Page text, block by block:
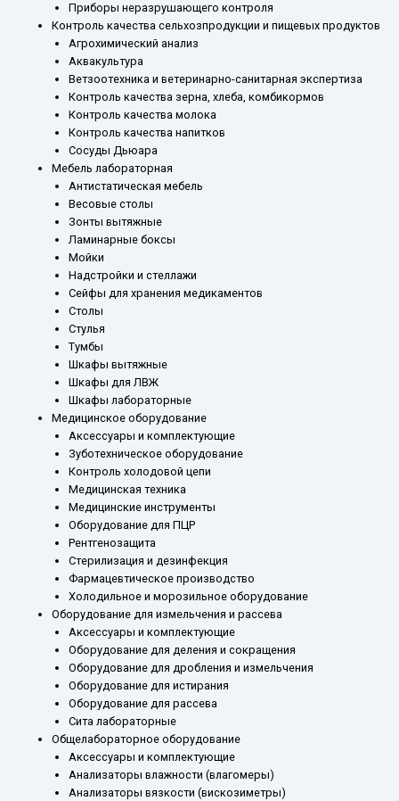
Приборы неразрушающего контроля
Контроль качества сельхозпродукции и пищевых продуктов
Агрохимический анализ
Аквакультура
Ветзоотехника и ветеринарно-санитарная экспертиза
Контроль качества зерна, хлеба, комбикормов
Контроль качества молока
Контроль качества напитков
Сосуды Дьюара
Мебель лабораторная
Антистатическая мебель
Весовые столы
Зонты вытяжные
Ламинарные боксы
Мойки
Надстройки и стеллажи
Сейфы для хранения медикаментов
Столы
Стулья
Тумбы
Шкафы вытяжные
Шкафы для ЛВЖ
Шкафы лабораторные
Медицинское оборудование
Аксессуары и комплектующие
Зуботехническое оборудование
Контроль холодовой цепи
Медицинская техника
Медицинские инструменты
Оборудование для ПЦР
Рентгенозащита
Стерилизация и дезинфекция
Фармацевтическое производство
Холодильное и морозильное оборудование
Оборудование для измельчения и рассева
Аксессуары и комплектующие
Оборудование для деления и сокращения
Оборудование для дробления и измельчения
Оборудование для истирания
Оборудование для рассева
Сита лабораторные
Общелабораторное оборудование
Аксессуары и комплектующие
Анализаторы влажности (влагомеры)
Анализаторы вязкости (вискозиметры)